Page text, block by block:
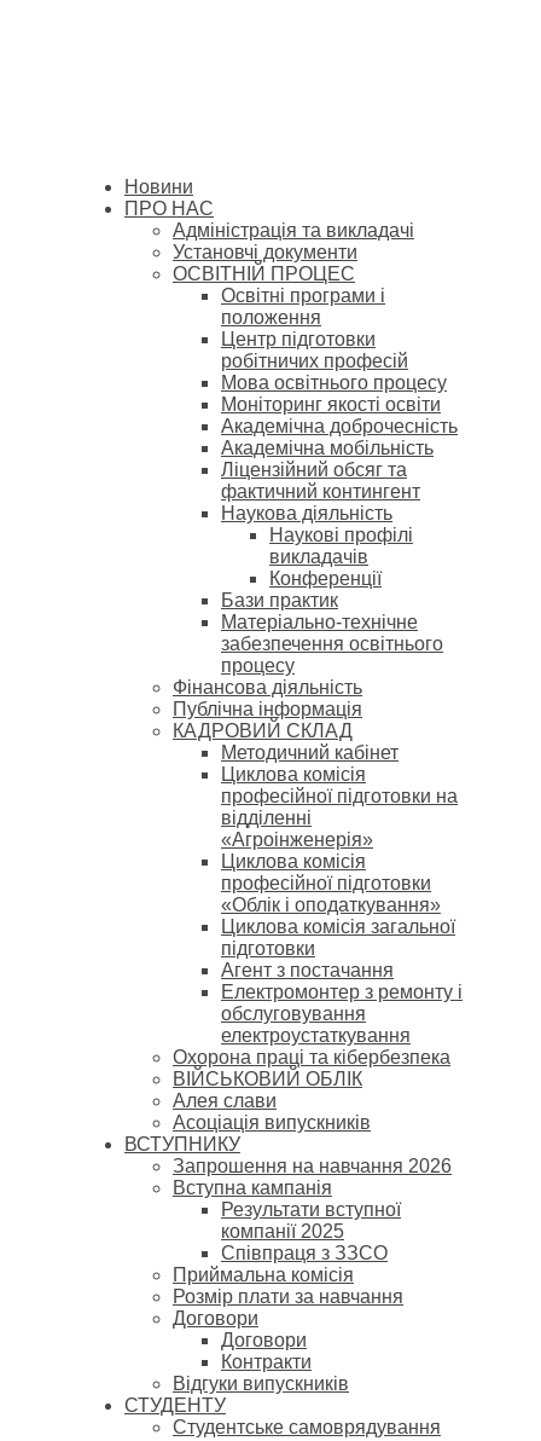
Новини
ПРО НАС
Адміністрація та викладачі
Установчі документи
ОСВІТНІЙ ПРОЦЕС
Освітні програми і
положення
Центр підготовки
робітничих професій
Мова освітнього процесу
Моніторинг якості освіти
Академічна доброчесність
Академічна мобільність
Ліцензійний обсяг та
фактичний контингент
Наукова діяльність
Наукові профілі
викладачів
Конференції
Бази практик
Матеріально-технічне
забезпечення освітнього
процесу
Фінансова діяльність
Публічна інформація
КАДРОВИЙ СКЛАД
Методичний кабінет
Циклова комісія
професійної підготовки на
відділенні
«Агроінженерія»
Циклова комісія
професійної підготовки
«Облік і оподаткування»
Циклова комісія загальної
підготовки
Агент з постачання
Електромонтер з ремонту і
обслуговування
електроустаткування
Охорона праці та кібербезпека
ВІЙСЬКОВИЙ ОБЛІК
Алея слави
Асоціація випускників
ВСТУПНИКУ
Запрошення на навчання 2026
Вступна кампанія
Результати вступної
компанії 2025
Співпраця з ЗЗСО
Приймальна комісія
Розмір плати за навчання
Договори
Договори
Контракти
Відгуки випускників
СТУДЕНТУ
Cтудентське самоврядування